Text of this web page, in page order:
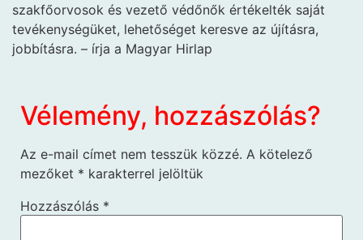
szakfőorvosok és vezető védőnők értékelték saját
tevékenységüket, lehetőséget keresve az újításra,
jobbításra. – írja a Magyar Hirlap
Vélemény, hozzászólás?
Az e-mail címet nem tesszük közzé. A kötelező
mezőket * karakterrel jelöltük
Hozzászólás *